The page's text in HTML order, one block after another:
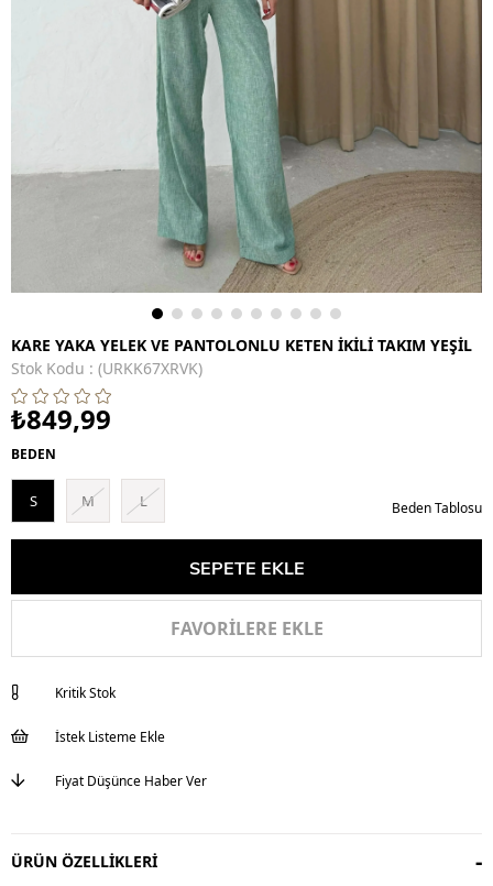
KARE YAKA YELEK VE PANTOLONLU KETEN İKİLİ TAKIM YEŞİL
Stok Kodu
(URKK67XRVK)
₺849,99
BEDEN
S M L Beden Tablosu
FAVORILERE EKLE
Kritik Stok
İstek Listeme Ekle
Fiyat Düşünce Haber Ver
ÜRÜN ÖZELLIKLERI